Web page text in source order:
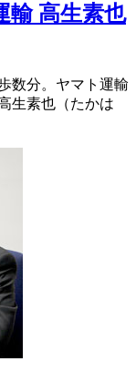
輸 高生素也
数分。ヤマト運輸
生素也（たかは